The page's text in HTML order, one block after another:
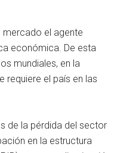
mercado el agente
económica. De esta
mundiales, en la
requiere el país en las
de la pérdida del sector
en la estructura